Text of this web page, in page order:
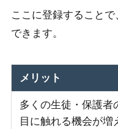
ここに登録すること
できます。
メリット
多くの生徒・保護者
目に触れる機会が増